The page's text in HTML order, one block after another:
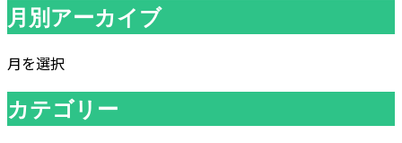
月別アーカイブ
月を選択
カテゴリー